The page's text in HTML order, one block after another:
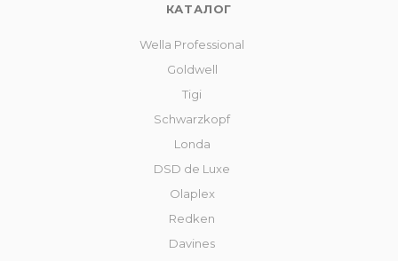
КАТАЛОГ
Wella Professional
Goldwell
Tigi
Schwarzkopf
Londa
DSD de Luxe
Olaplex
Redken
Davines